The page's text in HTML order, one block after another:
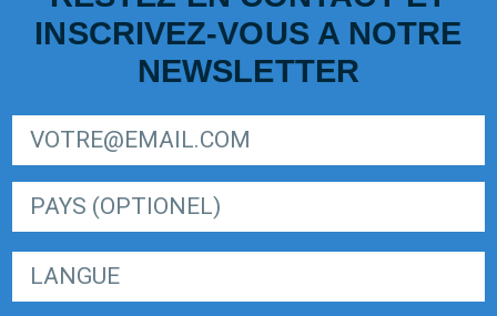
INSCRIVEZ-VOUS A NOTRE
NEWSLETTER